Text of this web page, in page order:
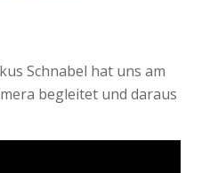
Schnabel hat uns am
begleitet und daraus